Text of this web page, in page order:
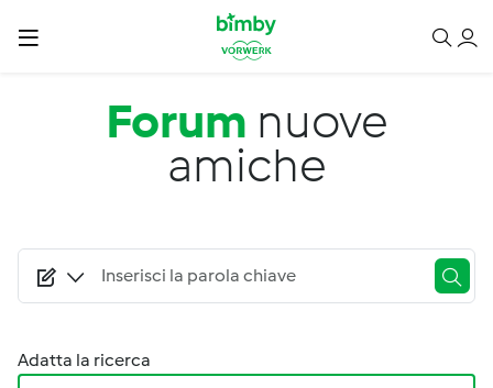
Salta al contenuto principale
Forum nuove
amiche
Adatta la ricerca